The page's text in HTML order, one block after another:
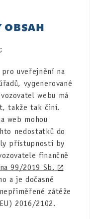
OBSAH
uveřejnění na
vygenerované
webu má
takže tak činí.
web mohou
nedostatků do
přístupnosti by
finančně
99/2019 Sb.
a je dočasně
zátěže
2016/2102.